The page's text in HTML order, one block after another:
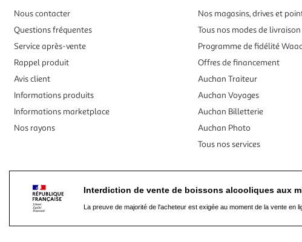
Nous contacter
Questions fréquentes
Service après-vente
Rappel produit
Avis client
Informations produits
Informations marketplace
Nos rayons
Nos magasins, drives et
Tous nos modes de livraison
Programme de fidélité
Offres de financement
Auchan Traiteur
Auchan Voyages
Auchan Billetterie
Auchan Photo
Tous nos services
Interdiction de vente de boissons alcooliques aux
La preuve de majorité de l'acheteur est exigée au moment de la vente en